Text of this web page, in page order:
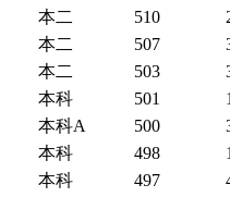
本二 510
本二 507
本二 503
本科 501
本科A 500
本科 498
本科 497